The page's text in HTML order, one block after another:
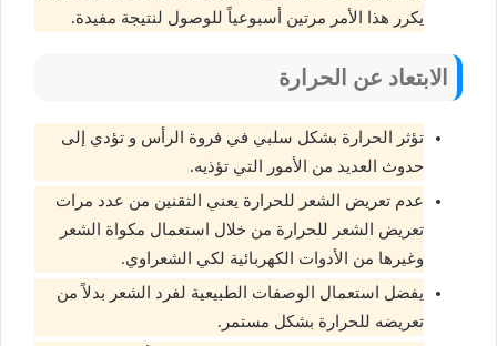
يكرر هذا الأمر مرتين أسبوعياً للوصول لنتيجة مفيدة.
الابتعاد عن الحرارة
تؤثر الحرارة بشكل سلبي في فروة الرأس و تؤدي إلى
حدوث العديد من الأمور التي تؤذيه.
عدم تعريض الشعر للحرارة يعني التقنين من عدد مرات
تعريض الشعر للحرارة من خلال استعمال مكواة الشعر
وغيرها من الأدوات الكهربائية لكي الشعراوي.
يفضل استعمال الوصفات الطبيعية لفرد الشعر بدلاً من
تعريضه للحرارة بشكل مستمر.